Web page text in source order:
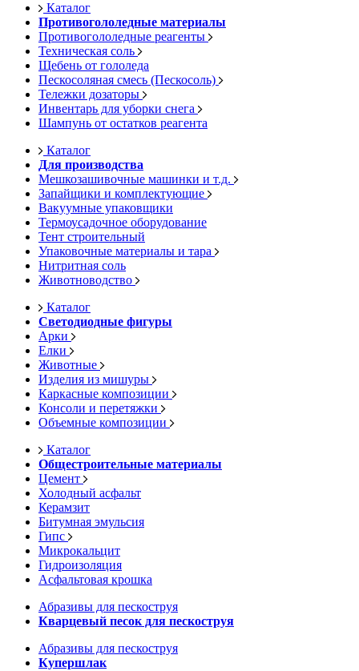
Каталог
Противогололедные материалы
Противогололедные реагенты
Техническая соль
Щебень от гололеда
Пескосоляная смесь (Пескосоль)
Тележки дозаторы
Инвентарь для уборки снега
Шампунь от остатков реагента
Каталог
Для производства
Мешкозашивочные машинки и т.д.
Запайщики и комплектующие
Вакуумные упаковщики
Термоусадочное оборудование
Тент строительный
Упаковочные материалы и тара
Нитритная соль
Животноводство
Каталог
Светодиодные фигуры
Арки
Елки
Животные
Изделия из мишуры
Каркасные композиции
Консоли и перетяжки
Объемные композиции
Каталог
Общестроительные материалы
Цемент
Холодный асфальт
Керамзит
Битумная эмульсия
Гипс
Микрокальцит
Гидроизоляция
Асфальтовая крошка
Абразивы для пескоструя
Кварцевый песок для пескоструя
Абразивы для пескоструя
Купершлак